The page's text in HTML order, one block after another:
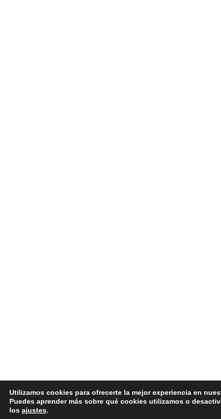
Utilizamos cookies para ofrecerte la mejor experiencia en
Puedes aprender más sobre qué cookies utilizamos o
los ajustes.